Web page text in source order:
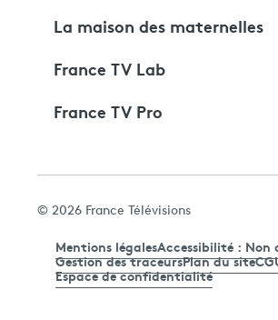
La maison des maternelles
France TV Lab
France TV Pro
© 2026 France Télévisions
Mentions légalesAccessibilité : Non
Gestion des traceursPlan du site
Espace de confidentialité